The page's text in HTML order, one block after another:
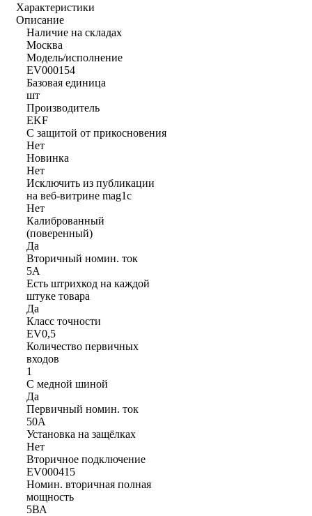
Характеристики
Описание
Наличие на складах
Москва
Модель/исполнение
EV000154
Базовая единица
шт
Производитель
EKF
С защитой от прикосновения
Нет
Новинка
Нет
Исключить из публикации
на веб-витрине mag1c
Нет
Калиброванный
(поверенный)
Да
Вторичный номин. ток
5А
Есть штрихкод на каждой
штуке товара
Да
Класс точности
EV0,5
Количество первичных
входов
1
С медной шиной
Да
Первичный номин. ток
50А
Установка на защёлках
Нет
Вторичное подключение
EV000415
Номин. вторичная полная
мощность
5ВА